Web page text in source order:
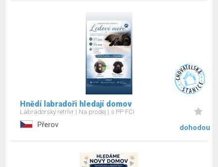
Hnědí labradoři hledají domov
Labradorský retrívr Na prodej s PP FCI
Přerov dohodou